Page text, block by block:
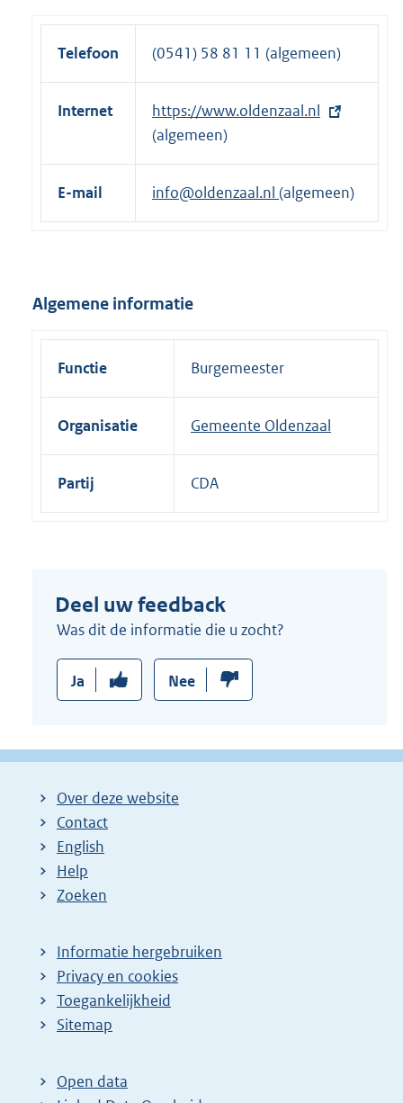
Telefoon (0541) 58 81 11 (algemeen)
Internet
E
x
t
e
n
i
n
https://www.oldenzaal.nl
(algemeen)
E-mail info@oldenzaal.nl (algemeen)
Algemene informatie
Functie Burgemeester
Organisatie Gemeente Oldenzaal
Partij CDA
Deel uw feedback
Was dit de informatie die u zocht?
Ja Nee
Over deze website
Contact
English
Help
Zoeken
Informatie hergebruiken
Privacy en cookies
Toegankelijkheid
Sitemap
Open data